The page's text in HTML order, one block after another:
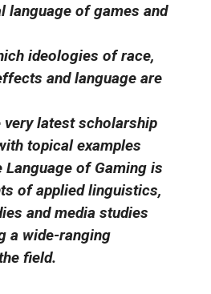
language of games and
ideologies of race,
and language are
very latest scholarship
topical examples
Language of Gaming is
of applied linguistics,
and media studies
a wide-ranging
field.